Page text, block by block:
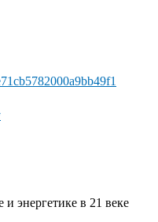
и энергетике в 21 веке